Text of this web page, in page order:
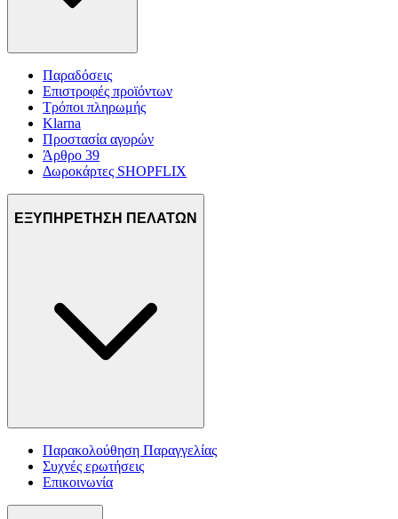
Παραδόσεις
Επιστροφές προϊόντων
Τρόποι πληρωμής
Klarna
Προστασία αγορών
Άρθρο 39
Δωροκάρτες SHOPFLIX
ΕΞΥΠΗΡΕΤΗΣΗ ΠΕΛΑΤΩΝ
Παρακολούθηση Παραγγελίας
Συχνές ερωτήσεις
Επικοινωνία